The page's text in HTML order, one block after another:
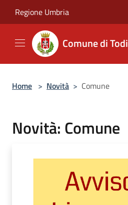
Regione Umbria
Comune di Todi
Home > Novità > Comune
Novità: Comune